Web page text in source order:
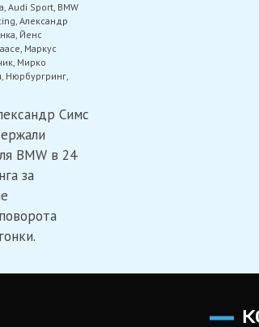
, Audi Sport, BMW
, Александр
, Йенс
, Маркус
, Мирко
, Нюрбургринг,
Симс
BMW в 24
за